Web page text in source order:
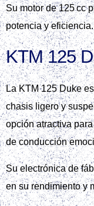
Su motor de 125 cc
potencia y eficiencia.
KTM 125
La KTM 125 Duke
chasis ligero y
opción atractiva
de conducción
Su electrónica de
en su rendimiento y